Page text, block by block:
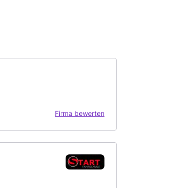
Firma bewerten